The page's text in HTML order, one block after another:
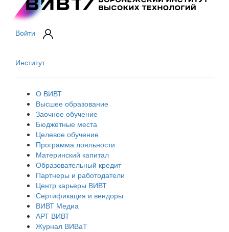
Войти
Институт
О ВИВТ
Высшее образование
Заочное обучение
Бюджетные места
Целевое обучение
Программа лояльности
Материнский капитал
Образовательный кредит
Партнеры и работодатели
Центр карьеры ВИВТ
Сертификация и вендоры
ВИВТ Медиа
АРТ ВИВТ
Журнал ВИВаТ